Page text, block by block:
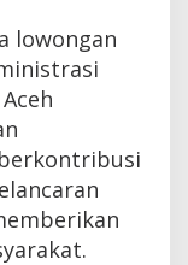
lowongan